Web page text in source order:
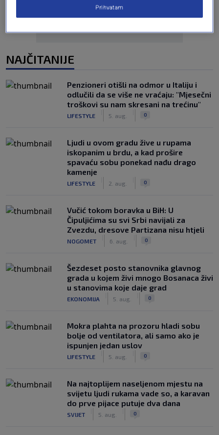
NAJČITANIJE
Penzioneri otišli na odmor u Italiju i
odlučili da se više ne vraćaju: "Mjesečni
troškovi su nam skresani na trećinu"
LIFESTYLE 5. aug. 0
Ljudi u ovom gradu žive u rupama
iskopanim u brdu, a kad prošire
spavaću sobu ponekad nađu drago
kamenje
LIFESTYLE 2. aug. 0
Vučić tokom boravka u BiH: U
Čipuljićima su svi Srbi navijali za
Zvezdu, dresove Partizana nisu htjeli
NOGOMET 6. aug. 0
Šezdeset posto stanovnika glavnog
grada u kojem živi mnogo Bosanaca živi
u stanovima koje daje grad
EKONOMIJA 5. aug. 0
Mokra plahta na prozoru hladi sobu
bolje od ventilatora, ali samo ako je
ispunjen jedan uslov
LIFESTYLE 5. aug. 0
Na najtoplijem naseljenom mjestu na
svijetu ljudi rukama vade so, a karavan
do prve pijace putuje dva dana
SVIJET 5. aug. 0
Prihvatam